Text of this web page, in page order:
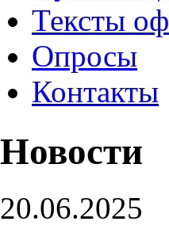
Тексты
Опросы
Контакты
Новости
20.06.2025